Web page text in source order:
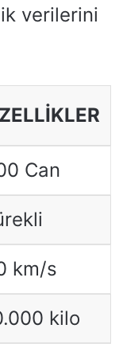
verilerini
Can
km/s
kilo